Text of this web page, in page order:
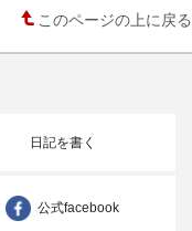
このページの上に戻る
日記を書く
公式facebook